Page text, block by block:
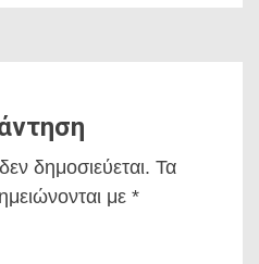
δημοσιεύεται. Τα
με *